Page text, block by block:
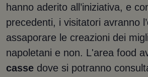
hanno aderito all’iniziativa, e
precedenti, i visitatori avranno
assaporare le creazioni dei
napoletani e non. L'area food
casse dove si potranno